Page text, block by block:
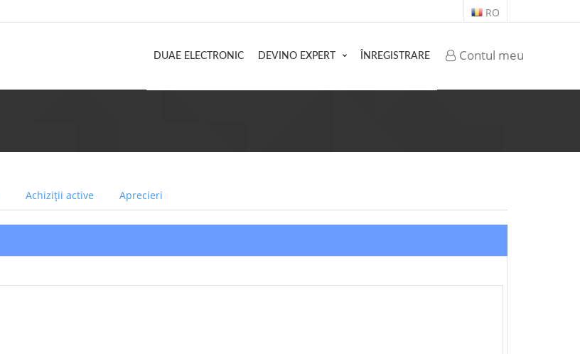
RO
Contul meu
DUAE ELECTRONIC DEVINO EXPERT ÎNREGISTRARE
Achiziții active Aprecieri